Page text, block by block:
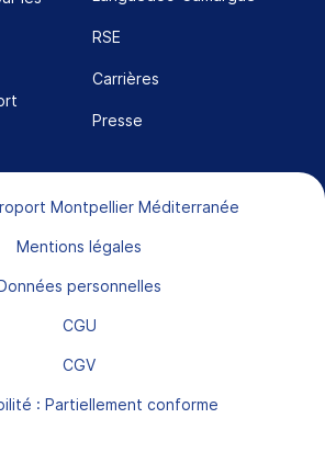
RSE
Carrières
Presse
Montpellier Méditerranée
Mentions légales
personnelles
CGU
CGV
: Partiellement conforme